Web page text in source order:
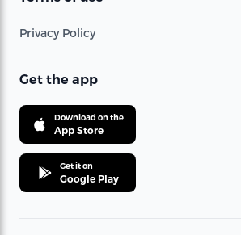
Privacy Policy
Get the app
Download on the
App Store
Get it on
Google Play